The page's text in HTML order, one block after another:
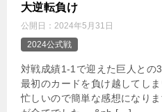
大逆転負け
公開日： 2024年5月31日
2024公式戦
対戦成績1-1で迎えた巨人と
最初のカードを負け越してし
忙しいので簡単な感想になり